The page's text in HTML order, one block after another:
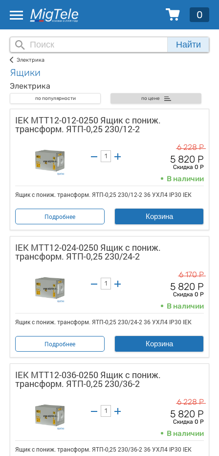
0
Найти
Электрика
Ящики
Электрика
по популярности по цене
IEK MTT12-012-0250 Ящик с пониж.
трансформ. ЯТП-0,25 230/12-2
6 228 Р
5 820 Р
Скидка 0 Р
В наличии
Ящик с пониж. трансформ. ЯТП-0,25 230/12-2 36 УХЛ4 IP30 IEK
Подробнее Корзина
IEK MTT12-024-0250 Ящик с пониж.
трансформ. ЯТП-0,25 230/24-2
6 170 Р
5 820 Р
Скидка 0 Р
В наличии
Ящик с пониж. трансформ. ЯТП-0,25 230/24-2 36 УХЛ4 IP30 IEK
Подробнее Корзина
IEK MTT12-036-0250 Ящик с пониж.
трансформ. ЯТП-0,25 230/36-2
6 228 Р
5 820 Р
Скидка 0 Р
В наличии
Ящик с пониж. трансформ. ЯТП-0,25 230/36-2 36 УХЛ4 IP30 IEK